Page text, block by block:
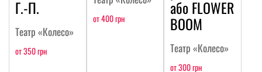
Г.-П.
Театр «Колесо»
от 350 грн
от 400 грн
або FLOWER
BOOM
Театр «Колесо»
от 300 грн